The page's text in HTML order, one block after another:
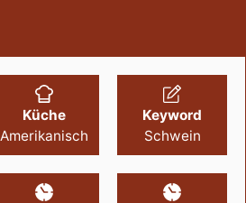
Küche
Amerikanisch
Keyword
Schwein